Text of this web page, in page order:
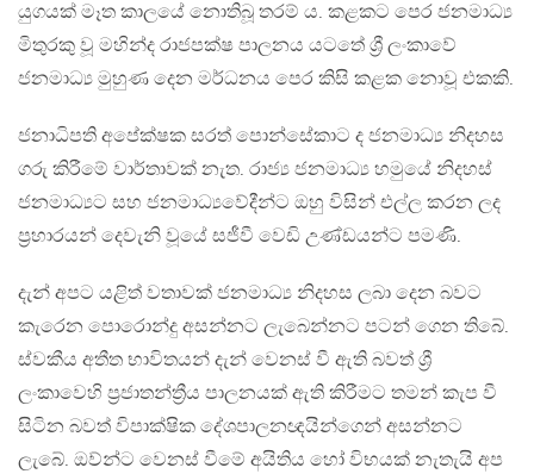
යුගයක් මෑත කාලයේ නොතිබූ තරම් ය. කළකට පෙර ජනමාධ්‍ය
මිතුරකු වූ මහින්ද රාජපක්ෂ පාලනය යටතේ ශ්‍රී ලංකාවේ
ජනමාධ්‍ය මුහුණ දෙන මර්ධනය පෙර කිසි කළක නොවූ එකකි.
ජනාධිපති අපේක්ෂක සරත් පොන්සේකාට ද ජනමාධ්‍ය නිදහස
ගරු කිරීමේ වාර්තාවක් නැත. රාජ්‍ය ජනමාධ්‍ය හමුයේ නිදහස්
ජනමාධ්‍යට සහ ජනමාධ්‍යවේදීන්ට ඔහු විසින් එල්ල කරන ලද
ප්‍රහාරයන් දෙවැනි වූයේ සජීවී වෙඩි උණ්ඩයන්ට පමණි.
දැන් අපට යළිත් වතාවක් ජනමාධ්‍ය නිදහස ලබා දෙන බවට
කැරෙන පොරොන්දු අසන්නට ලැබෙන්නට පටන් ගෙන තිබේ.
ස්වකීය අතීත භාවිතයන් දැන් වෙනස් වී ඇති බවත් ශ්‍රී
ලංකාවෙහි ප්‍රජාතන්ත්‍රීය පාලනයක් ඇති කිරීමට තමන් කැප වී
සිටින බවත් විපාක්ෂික දේශපාලනඥයින්ගෙන් අසන්නට
ලැබේ. ඔව්න්ට වෙනස් වීමේ අයිතිය හෝ විභයක් නැතැයි අප